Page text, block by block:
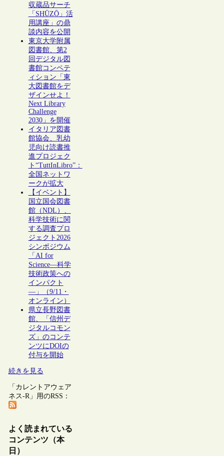
収蔵品サーチ
「SHŪZŌ」活
用講座」の鼎
談内容を公開
東京大学附属
図書館、第2
回デジタル図
書館コンペテ
ィション「東
大図書館をデ
ザインせよ！
Next Library
Challenge
2030」を開催
イタリア図書
館協会、乳幼
児向け読書推
進プロジェク
ト“TuttInLibro”：
全国ネットワ
ークが拡大
【イベント】
国立国会図書
館（NDL）、
科学技術に関
する調査プロ
ジェクト2026
シンポジウム
「AI for
Science―科学
技術政策への
インパクト
―」（9/11・
オンライン）
県立長野図書
館、「信州デ
ジタルコモン
ズ」のコンテ
ンツにDOIの
付与を開始
続きを見る
「カレントアウェア
ネス-R」用のRSS：
よく読まれている
コンテンツ（本
日）